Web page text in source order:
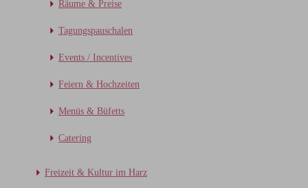
Räume & Preise
Tagungspauschalen
Events / Incentives
Feiern & Hochzeiten
Menüs & Büfetts
Catering
Freizeit & Kultur im Harz